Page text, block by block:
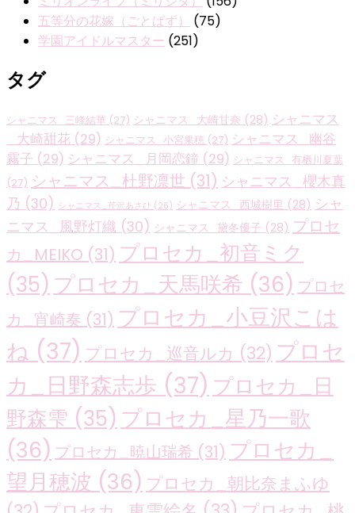
五等分の花嫁（ごとぱず）
(75)
学園アイドルマスター (251)
タグ
シャニマス_三峰結華 (27) シャニマス_大崎甘奈 (28) シャニマス
_大崎甜花 (29) シャニマス_小宮果穂 (27) シャニマス_幽谷
霧子 (29) シャニマス_月岡恋鐘 (29) シャニマス_有栖川夏葉
(27) シャニマス_杜野凛世 (31) シャニマス_櫻木真
乃 (30) シャニマス_芹沢あさひ (26) シャニマス_西城樹里 (28) シャ
ニマス_風野灯織 (30) シャニマス_黛冬優子 (28) プロセ
カ_MEIKO (31) プロセカ_初音ミク
(35) プロセカ_天馬咲希 (36) プロセ
カ_宵崎奏 (31) プロセカ_小豆沢こは
ね (37) プロセカ_巡音ルカ (32) プロセ
カ_日野森志歩 (37) プロセカ_日
野森雫 (35) プロセカ_星乃一歌
(36) プロセカ_暁山瑞希 (31) プロセカ_
望月穂波 (36) プロセカ_朝比奈まふゆ